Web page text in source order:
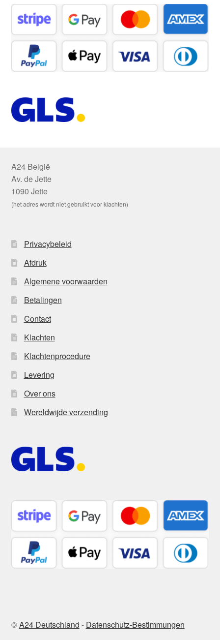
A24 België
Av. de Jette
1090 Jette
(het adres wordt niet gebruikt voor klachten)
Privacybeleid
Afdruk
Algemene voorwaarden
Betalingen
Contact
Klachten
Klachtenprocedure
Levering
Over ons
Wereldwijde verzending
©A24 Deutschland - Datenschutz-Bestimmungen